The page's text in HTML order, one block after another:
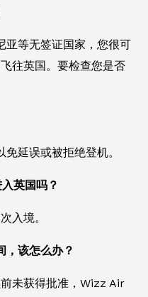
亚等无签证国家，您很可
往英国。要检查您是否
延误或被拒绝登机。
英国吗？
入境。
，该怎么办？
未获得批准，Wizz Air